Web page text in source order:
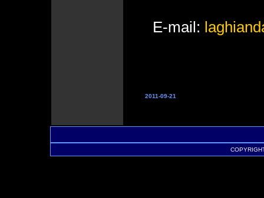
E-mail:
2011-09-21